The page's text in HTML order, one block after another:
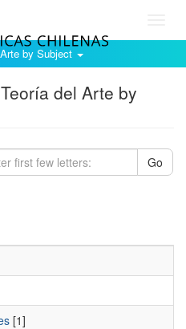
by Subject
del Arte by
Go
[1]